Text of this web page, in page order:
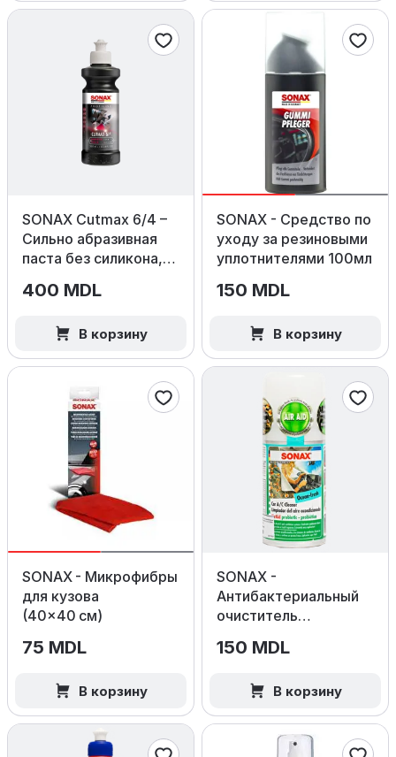
SONAX Cutmax 6/4 –
Сильно абразивная
паста без силикона,
400 MDL
В корзину
SONAX - Средство по
уходу за резиновыми
уплотнителями 100мл
150 MDL
В корзину
SONAX - Микрофибры
для кузова
(40×40 см)
75 MDL
В корзину
SONAX -
Антибактериальный
очиститель
Fresh
150 MDL
В корзину